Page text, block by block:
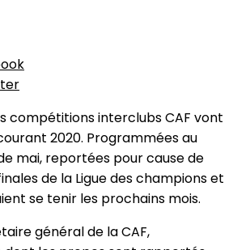
compétitions interclubs CAF vont
2020. Programmées au
mai, reportées pour cause de
de la Ligue des champions et
se tenir les prochains mois.
général de la CAF,